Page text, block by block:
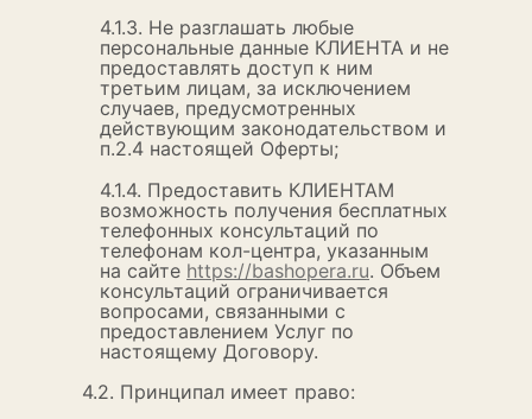
4.1.3. Не разглашать любые
персональные данные КЛИЕНТА и не
предоставлять доступ к ним
третьим лицам, за исключением
случаев, предусмотренных
действующим законодательством и
п.2.4 настоящей Оферты;
4.1.4. Предоставить КЛИЕНТАМ
возможность получения бесплатных
телефонных консультаций по
телефонам кол-центра, указанным
на сайте https://bashopera.ru. Объем
консультаций ограничивается
вопросами, связанными с
предоставлением Услуг по
настоящему Договору.
4.2. Принципал имеет право: